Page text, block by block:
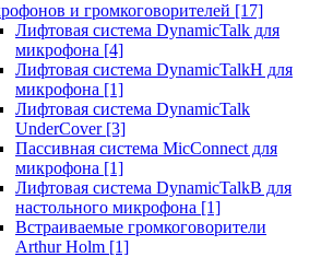
и громкоговорителей [17]
Лифтовая система DynamicTalk для
микрофона [4]
Лифтовая система DynamicTalkH для
микрофона [1]
Лифтовая система DynamicTalk
UnderCover [3]
Пассивная система MicConnect для
микрофона [1]
Лифтовая система DynamicTalkB для
настольного микрофона [1]
Встраиваемые громкоговорители
Arthur Holm [1]